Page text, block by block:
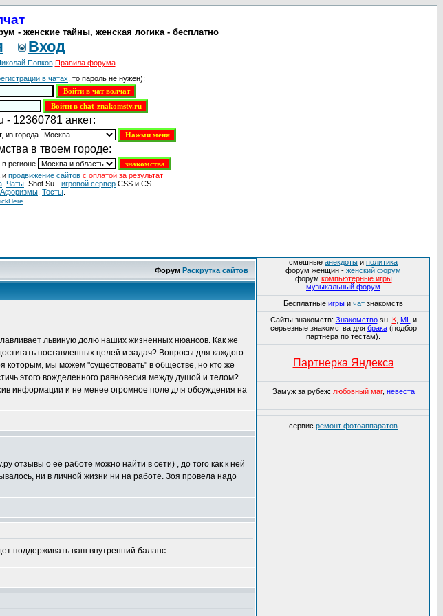
- женские тайны, женская логика - бесплатно
Вход
Попков Правила форума
в чатах , то пароль не нужен):
- 12360781 анкет:
из города
в твоем городе:
в регионе
и продвижение сайтов с оплатой за результат
Чаты . Shot.Su - игровой сервер CSS и CS
Aфоризмы Тосты
Форум Раскрутка сайтов
львиную долю наших жизненных нюансов. Как же
поставленных целей и задач? Вопросы для каждого
которым, мы можем "существовать" в обществе, но кто же
этого вожделенного равновесия между душой и телом?
информации и не менее огромное поле для обсуждения на
отзывы о её работе можно найти в сети) , до того как к ней
ни в личной жизни ни на работе. Зоя провела надо
поддерживать ваш внутренний баланс.
смешные анекдоты и политика
форум женщин - женский форум
форум компьютерные игры
музыкальный форум
Бесплатные игры и чат знакомств
Сайты знакомств: Знакомство.su, К, ML и
серьезные знакомства для брака(подбор
партнера по тестам).
Партнерка Яндекса
Замуж за рубеж: любовный маг, невеста
сервис ремонт фотоаппаратов